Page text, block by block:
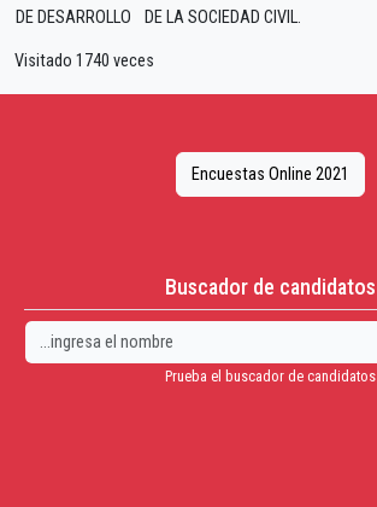
DE DESARROLLO
DE LA SOCIEDAD CIVIL.
Visitado 1740 veces
Encuestas Online 2021
Buscador de candidatos
Prueba el buscador de candidatos